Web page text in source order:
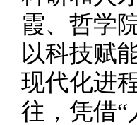
霞、哲学
以科技赋
现代化进
往，凭借“